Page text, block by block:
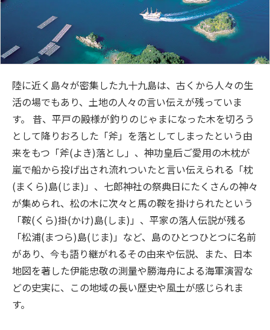
陸に近く島々が密集した九十九島は、古くから人々の生
活の場でもあり、土地の人々の言い伝えが残っていま
す。 昔、平戸の殿様が釣りのじゃまになった木を切ろう
として降りおろした「斧」を落としてしまったという由
来をもつ「斧(よき)落とし」、神功皇后ご愛用の木枕が
嵐で船から投げ出され流れついたと言い伝えられる「枕
(まくら)島(じま)」、七郎神社の祭典日にたくさんの神々
が集められ、松の木に次々と馬の鞍を掛けられたという
「鞍(くら)掛(かけ)島(しま)」、平家の落人伝説が残る
「松浦(まつら)島(じま)」など、島のひとつひとつに名前
があり、今も語り継がれるその由来や伝説、また、日本
地図を著した伊能忠敬の測量や勝海舟による海軍演習な
どの史実に、この地域の長い歴史や風土が感じられま
す。